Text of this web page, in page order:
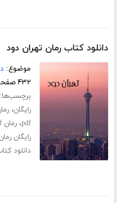
دانلود کتاب رمان تهران دود
موضوع:
۴۳۲ صفحه
رایگان،
pdf،رمان pdf
رایگان
دانلود